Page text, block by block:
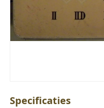
Specificaties